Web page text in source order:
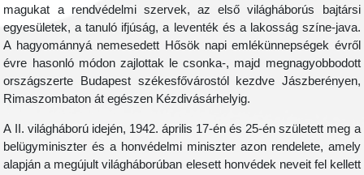
magukat a rendvédelmi szervek, az első világháborús bajtársi
egyesületek, a tanuló ifjúság, a leventék és a lakosság színe-java.
A hagyománnyá nemesedett Hősök napi emlékünnepségek évről
évre hasonló módon zajlottak le csonka-, majd megnagyobbodott
országszerte Budapest székesfővárostól kezdve Jászberényen,
Rimaszombaton át egészen Kézdivásárhelyig.
A II. világháború idején, 1942. április 17-én és 25-én született meg a
belügyminiszter és a honvédelmi miniszter azon rendelete, amely
alapján a megújult világháborúban elesett honvédek neveit fel kellett